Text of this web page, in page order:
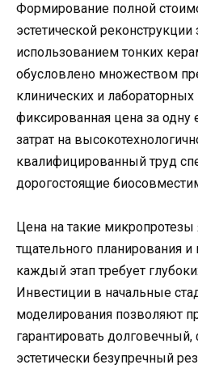
Формирование полной
эстетической реконструкции
использованием тонких
обусловлено множеством
клинических и лабораторных
фиксированная цена за одну
затрат на
квалифицированный труд
дорогостоящие
Цена на такие микропротезы
тщательного планирования и
каждый этап требует
Инвестиции в начальные
моделирования позволяют
гарантировать
эстетически безупречный